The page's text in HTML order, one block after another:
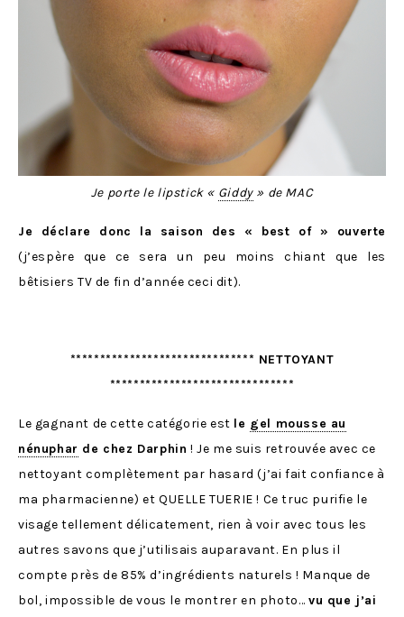
Je porte le lipstick « Giddy» de MAC
Je déclare donc la saison des « best of » ouverte
(j’espère que ce sera un peu moins chiant que les
bêtisiers TV de fin d’année ceci dit).
******************************* NETTOYANT
*******************************
Le gagnant de cette catégorie est le gel mousse au
nénuphar de chez Darphin ! Je me suis retrouvée avec ce
nettoyant complètement par hasard (j’ai fait confiance à
ma pharmacienne) et QUELLE TUERIE ! Ce truc purifie le
visage tellement délicatement, rien à voir avec tous les
autres savons que j’utilisais auparavant. En plus il
compte près de 85% d’ingrédients naturels ! Manque de
bol, impossible de vous le montrer en photo…vu que j’ai